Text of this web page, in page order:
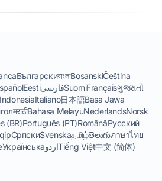
БългарскиবাংলাBosanskiČeština
EestiفارسیSuomiFrançaisગુજરાતી
IndonesiaItaliano日本語Basa Jawa
मराठीBahasa MelayuNederlandsNorsk
(BR)Português (PT)RomânăРусский
СрпскиSvenskaதமிழ்తెలుగుภาษาไทย
УкраїнськаاردوTiếng Việt中文 (简体)